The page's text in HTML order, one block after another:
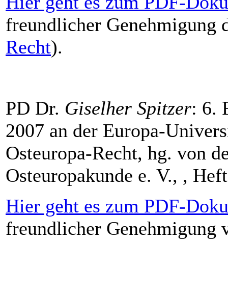
freundlicher Genehmigung
Recht).
PD Dr. Giselher Spitzer: 6.
2007 an der Europa-
Osteuropa-Recht, hg. von
Osteuropakunde e. V., ,
Hier geht es zum PDF-
freundlicher Genehmigung